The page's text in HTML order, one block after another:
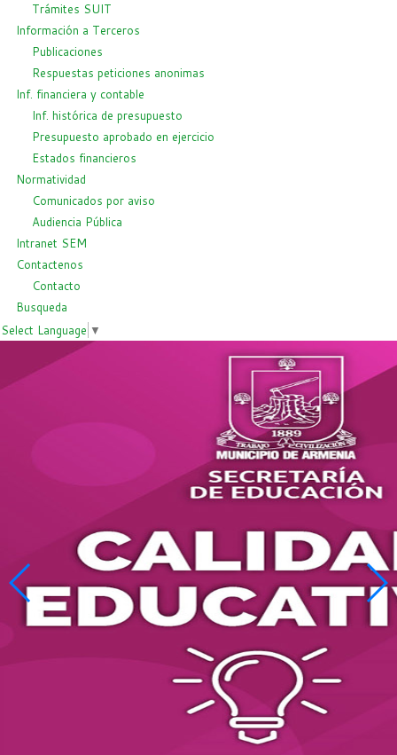
Trámites SUIT
Información a Terceros
Publicaciones
Respuestas peticiones anonimas
Inf. financiera y contable
Inf. histórica de presupuesto
Presupuesto aprobado en ejercicio
Estados financieros
Normatividad
Comunicados por aviso
Audiencia Pública
Intranet SEM
Contactenos
Contacto
Busqueda
Select Language ▼